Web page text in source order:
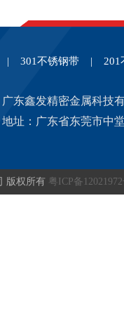
| 301不锈钢带 | 201
广东鑫发精密金属科技
地址：广东省东莞市中
版权所有 粤ICP备